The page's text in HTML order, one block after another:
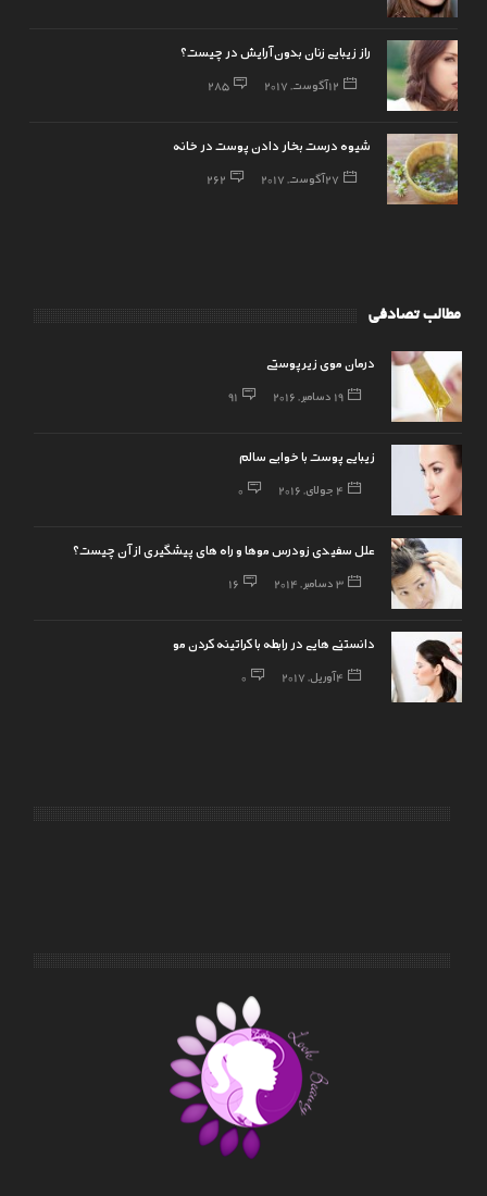
راز زیبایی زنان بدون آرایش در چیست؟
12 آگوست, 2017 285
شیوه درست بخار دادن پوست در خانه
27 آگوست, 2017 262
مطالب تصادفی
درمان موی زیرپوستی
19 دسامبر, 2016 91
زیبایی پوست با خوابی سالم
4 جولای, 2016 0
علل سفیدی زودرس موها و راه های پیشگیری از آن چیست؟
3 دسامبر, 2014 16
دانستنی هایی در رابطه با کراتینه کردن مو
4 آوریل, 2017 0